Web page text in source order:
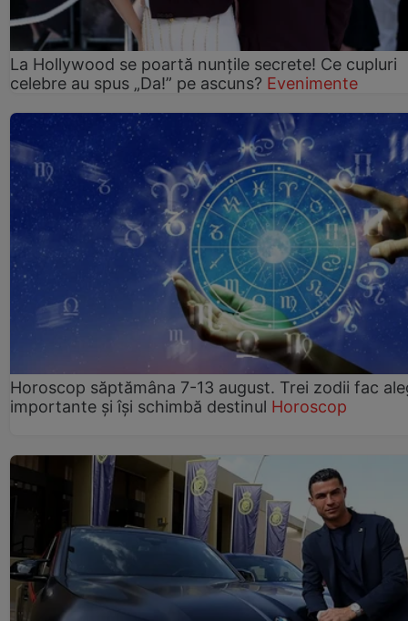
La Hollywood se poartă nunțile secrete! Ce cupluri
celebre au spus „Da!” pe ascuns? Evenimente
Horoscop săptămâna 7-13 august. Trei zodii fac
importante și își schimbă destinul Horoscop